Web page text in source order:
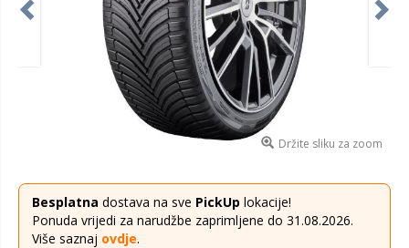
Držite sliku za zoom
Besplatna dostava na sve PickUp lokacije!
Ponuda vrijedi za narudžbe zaprimljene do 31.08.2026.
Više saznaj ovdje.